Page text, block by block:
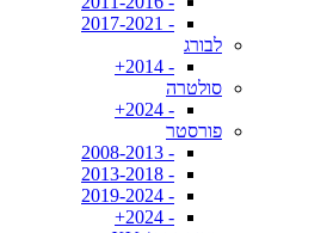
- 2017-2021
לבורג
- 2014+
סולטרה
- 2024+
פורסטר
- 2008-2013
- 2013-2018
- 2019-2024
- 2024+